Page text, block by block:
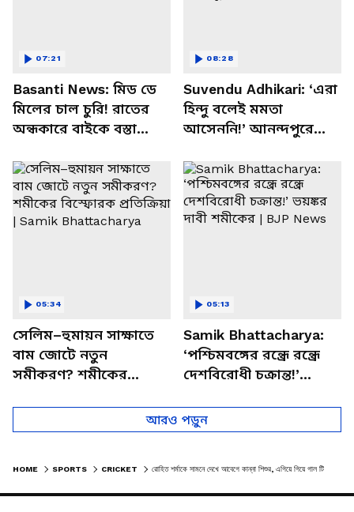
Basanti News: মিড ডে
মিলের চাল চুরি! রাতের
অন্ধকারে বাইকে বস্তা
চত্বরে তাণ্ডব
07:21
Suvendu Adhikari: ‘এরা
হিন্দু বলেই মমতা
আসেননি!’ আনন্দপুরে
খোলসা করলেন শুভেন্দু
08:28
সেলিম–হুমায়ন সাক্ষাতে
বাম জোটে নতুন
সমীকরণ? শমীকের
Samik Bhattacharya
05:34
Samik Bhattacharya:
‘পশ্চিমবঙ্গের রন্ধ্রে রন্ধ্রে
দেশবিরোধী চক্রান্ত!’
BJP News
05:13
আরও পড়ুন
HOME SPORTS CRICKET